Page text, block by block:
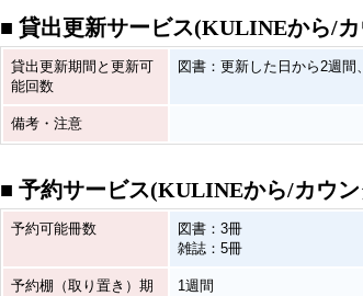
■ 貸出更新サービス(KULINEから/
貸出更新期間と更新可
能回数
図書：更新した日から2週間
備考・注意
■ 予約サービス(KULINEから/カウ
予約可能冊数
図書：3冊
雑誌：5冊
予約棚（取り置き）期
1週間